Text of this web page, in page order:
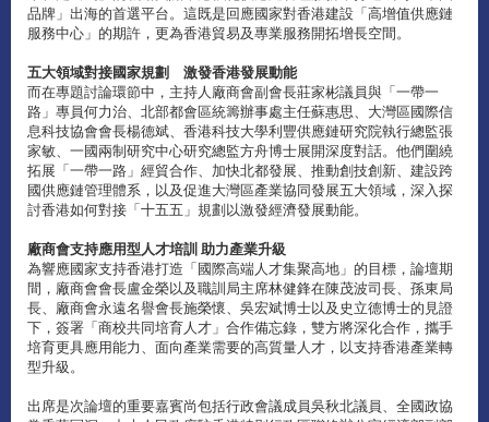
品牌」出海的首選平台。這既是回應國家對香港建設「高增值供應鏈
服務中心」的期許，更為香港貿易及專業服務開拓增長空間。
五大領域對接國家規劃 激發香港發展動能
而在專題討論環節中，主持人廠商會副會長莊家彬議員與「一帶一
路」專員何力治、北部都會區統籌辦事處主任蘇惠思、大灣區國際信
息科技協會會長楊德斌、香港科技大學利豐供應鏈研究院執行總監張
家敏、一國兩制研究中心研究總監方舟博士展開深度對話。他們圍繞
拓展「一帶一路」經貿合作、加快北都發展、推動創技創新、建設跨
國供應鏈管理體系，以及促進大灣區產業協同發展五大領域，深入探
討香港如何對接「十五五」規劃以激發經濟發展動能。
廠商會支持應用型人才培訓 助力產業升級
為響應國家支持香港打造「國際高端人才集聚高地」的目標，論壇期
間，廠商會會長盧金榮以及職訓局主席林健鋒在陳茂波司長、孫東局
長、廠商會永遠名譽會長施榮懷、吳宏斌博士以及史立德博士的見證
下，簽署「商校共同培育人才」合作備忘錄，雙方將深化合作，攜手
培育更具應用能力、面向產業需要的高質量人才，以支持香港產業轉
型升級。
出席是次論壇的重要嘉賓尚包括行政會議成員吳秋北議員、全國政協